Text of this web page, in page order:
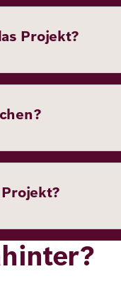
Projekt?